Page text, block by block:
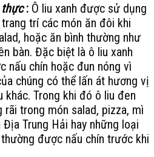
: Ô liu xanh được sử dụng
trí các món ăn đôi khi
hoặc ăn bình thường như
bàn. Đặc biệt là ô liu xanh
nấu chín hoặc đun nóng vì
chúng có thể lấn át hương vị
khác. Trong khi đó ô liu đen
trong món salad, pizza, mì
Trung Hải hay những loại
được nấu chín trước khi